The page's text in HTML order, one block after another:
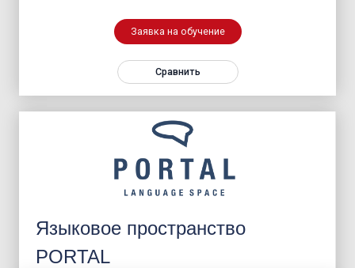
Заявка на обучение
Сравнить
Языковое пространство
PORTAL